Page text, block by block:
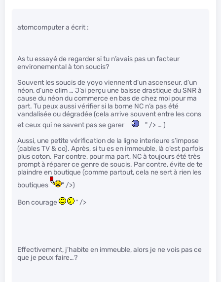
atomcomputer a écrit :
As tu essayé de regarder si tu n’avais pas un facteur
environemental à ton soucis?
Souvent les soucis de yoyo viennent d’un ascenseur, d’un
néon, d’une clim … J’ai perçu une baisse drastique du SNR à
cause du néon du commerce en bas de chez moi pour ma
part. Tu peux aussi vérifier si la borne NC n’a pas été
vandalisée ou dégradée (cela arrive souvent entre les cons
et ceux qui ne savent pas se garer
" /> … )
Aussi, une petite vérification de la ligne interieure s’impose
(cables TV & co). Après, si tu es en immeuble, là c’est parfois
plus coton. Par contre, pour ma part, NC à toujours été très
prompt à réparer ce genre de soucis. Par contre, évite de te
plaindre en boutique (comme partout, cela ne sert à rien les
boutiques
" />)
Bon courage " />
Effectivement, j’habite en immeuble, alors je ne vois pas ce
que je peux faire…?